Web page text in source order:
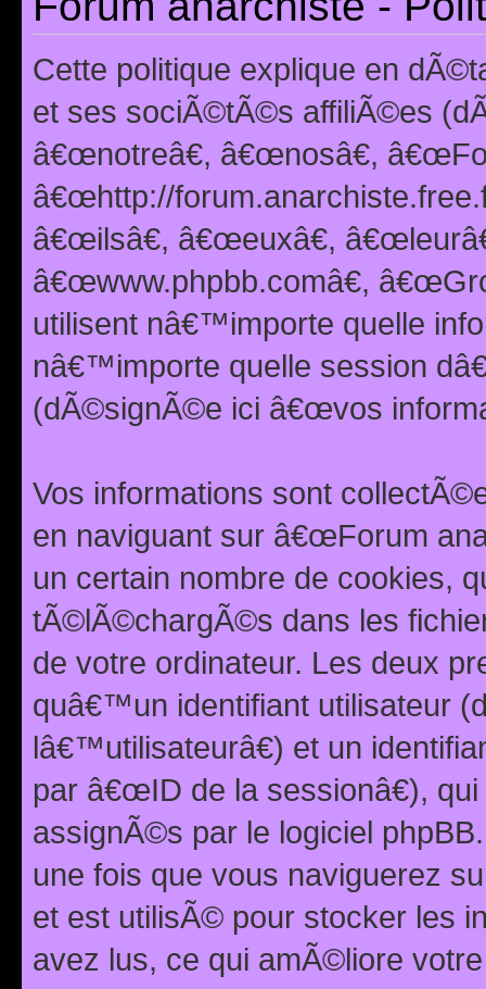
Cette politique explique en
et ses sociÃ©tÃ©s affiliÃ©es
â€œnotreâ€, â€œnosâ€,
â€œhttp://
â€œilsâ€, â€œeuxâ€,
â€œwww.phpbb.comâ€,
utilisent nâ€™importe quelle
nâ€™importe quelle session
(dÃ©signÃ©e ici â€œvos
Vos informations sont
en naviguant sur â€œForum
un certain nombre de cookies,
tÃ©lÃ©chargÃ©s dans les
de votre ordinateur. Les deux
quâ€™un identifiant utilisateur
lâ€™utilisateurâ€) et un
par â€œID de la sessionâ€),
assignÃ©s par le logiciel
une fois que vous naviguerez
et est utilisÃ© pour stocker les
avez lus, ce qui amÃ©liore